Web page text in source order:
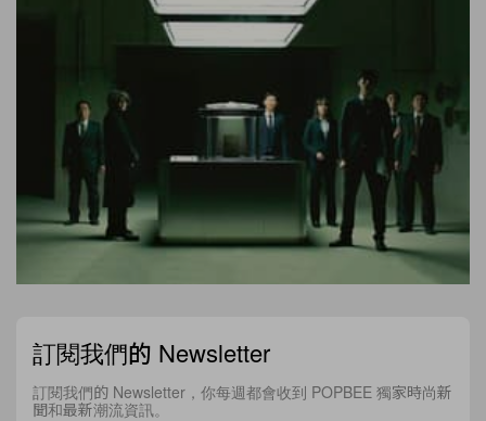
訂閱我們的 Newsletter
訂閱我們的 Newsletter，你每週都會收到 POPBEE 獨家時尚新
聞和最新潮流資訊。